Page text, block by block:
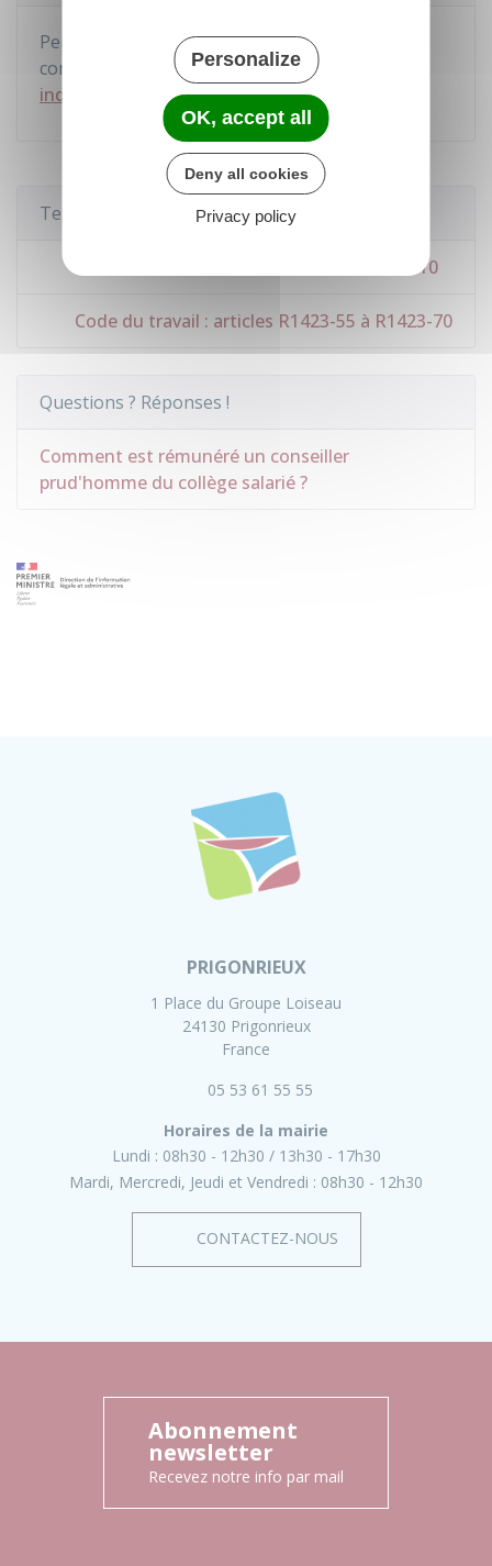
Pendant ses heures d'absence, le salarié
conseiller prud'hommes perçoit une
indemnisation
Textes de référence
Code du travail : articles L1442-3 à L1442-10
Code du travail : articles R1423-55 à R1423-70
Questions ? Réponses !
Comment est rémunéré un conseiller
prud'homme du collège salarié ?
PRIGONRIEUX
1 Place du Groupe Loiseau
24130 Prigonrieux
France
05 53 61 55 55
Horaires de la mairie
Lundi : 08h30 - 12h30
13h30 - 17h30
Mardi, Mercredi, Jeudi et Vendredi : 08h30 - 12h30
CONTACTEZ-NOUS
Abonnement
newsletter
Recevez notre info par mail
Personalize
OK, accept all
Deny all cookies
Privacy policy